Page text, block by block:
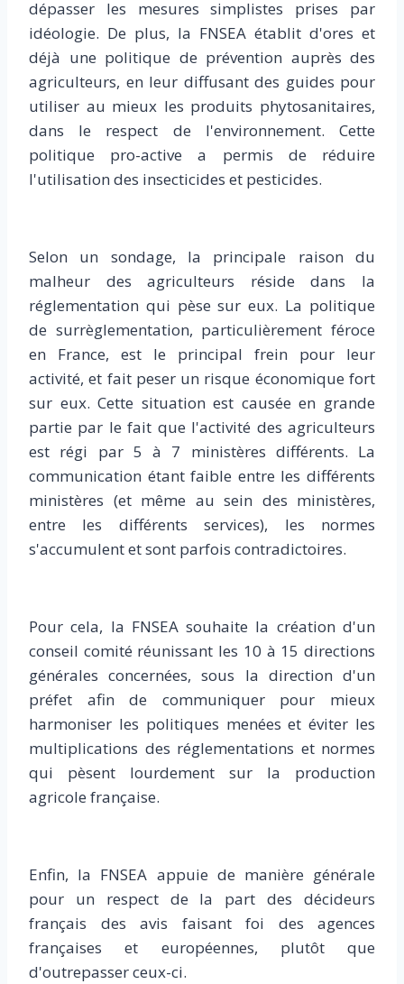
dépasser les mesures simplistes prises par
idéologie. De plus, la FNSEA établit d'ores et
déjà une politique de prévention auprès des
agriculteurs, en leur diffusant des guides pour
utiliser au mieux les produits phytosanitaires,
dans le respect de l'environnement. Cette
politique pro-active a permis de réduire
l'utilisation des insecticides et pesticides.
Selon un sondage, la principale raison du
malheur des agriculteurs réside dans la
réglementation qui pèse sur eux. La politique
de surrèglementation, particulièrement féroce
en France, est le principal frein pour leur
activité, et fait peser un risque économique fort
sur eux. Cette situation est causée en grande
partie par le fait que l'activité des agriculteurs
est régi par 5 à 7 ministères différents. La
communication étant faible entre les différents
ministères (et même au sein des ministères,
entre les différents services), les normes
s'accumulent et sont parfois contradictoires.
Pour cela, la FNSEA souhaite la création d'un
conseil comité réunissant les 10 à 15 directions
générales concernées, sous la direction d'un
préfet afin de communiquer pour mieux
harmoniser les politiques menées et éviter les
multiplications des réglementations et normes
qui pèsent lourdement sur la production
agricole française.
Enfin, la FNSEA appuie de manière générale
pour un respect de la part des décideurs
français des avis faisant foi des agences
françaises et européennes, plutôt que
d'outrepasser ceux-ci.